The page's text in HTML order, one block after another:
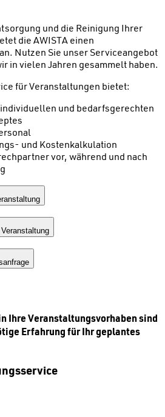
und die Reinigung Ihrer
die AWISTA einen
Nutzen Sie unser Serviceangebot
in vielen Jahren gesammelt haben.
für Veranstaltungen bietet:
und bedarfsgerechten
und Kostenkalkulation
vor, während und nach
Ihre Veranstaltungsvorhaben sind
Erfahrung für Ihr geplantes